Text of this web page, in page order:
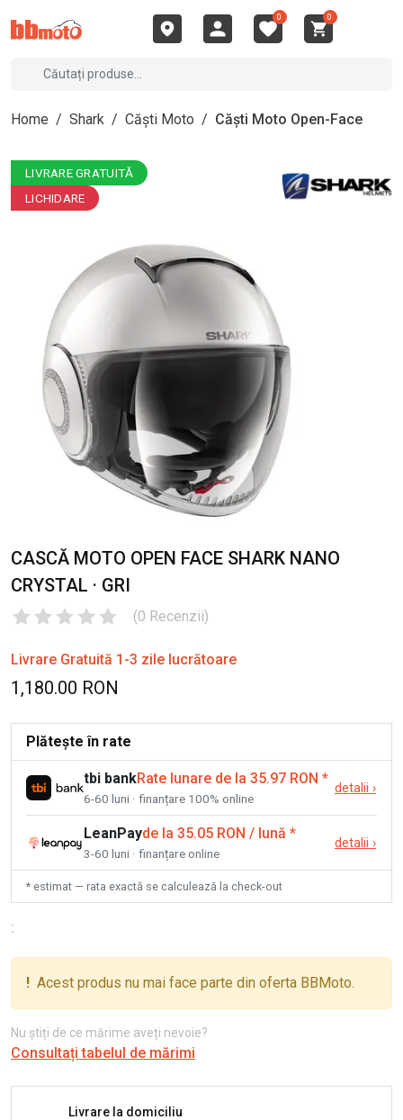
0 0
Home / Shark / Căști Moto / Căști Moto Open-Face
LIVRARE GRATUITĂ
LICHIDARE
CASCĂ MOTO OPEN FACE SHARK NANO
CRYSTAL · GRI
(0 Recenzii)
Livrare Gratuită 1-3 zile lucrătoare
1,180.00 RON
Plătește în rate
tbi bankRate lunare de la 35.97 RON *
6-60 luni · finanțare 100% online
detalii ›
LeanPayde la 35.05 RON / lună *
3-60 luni · finanțare online
detalii ›
* estimat — rata exactă se calculează la check-out
:
! Acest produs nu mai face parte din oferta BBMoto.
Nu știți de ce mărime aveți nevoie?
Consultați tabelul de mărimi
Livrare la domiciliu